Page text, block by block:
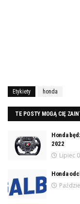
Etykiety honda
TE POSTY MOGĄ CIĘ
Honda
2022
Lipiec
Honda